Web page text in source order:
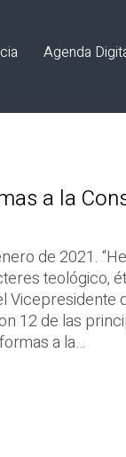
Agenda
a la
de 2021.
teológico,
Vicepresidente
12 de las
a la…